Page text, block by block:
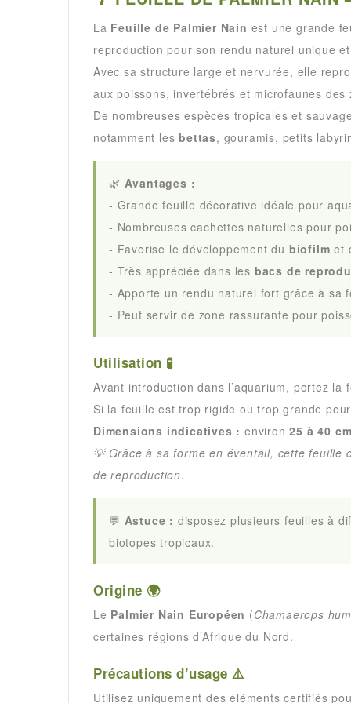
La Feuille de Palmier Nain est une grande
reproduction pour son rendu naturel unique
Avec sa structure large et nervurée, elle
aux poissons, invertébrés et microfaunes
De nombreuses espèces tropicales et
notamment les bettas, gouramis, petits
🌿 Avantages :
- Grande feuille décorative idéale pour
- Nombreuses cachettes naturelles pour
- Favorise le développement du biofilm et
- Très appréciée dans les bacs de
- Apporte un rendu naturel fort grâce à sa
- Peut servir de zone rassurante pour
Utilisation 🧪
Avant introduction dans l’aquarium, portez la
Si la feuille est trop rigide ou trop grande
Dimensions indicatives : environ25 à 40 cm
💡 Grâce à sa forme en éventail, cette feuille
de reproduction.
💬 Astuce : disposez plusieurs feuilles à
biotopes tropicaux.
Origine 🌍
Le Palmier Nain Européen (Chamaerops
certaines régions d’Afrique du Nord.
Précautions d’usage ⚠️
Utilisez uniquement des éléments certifiés